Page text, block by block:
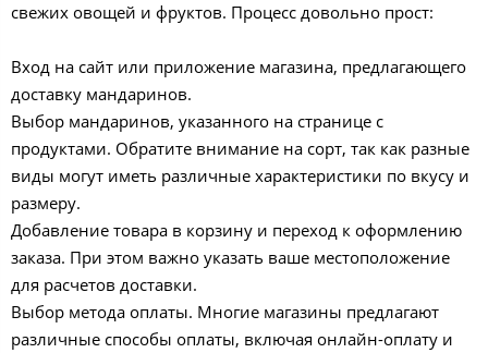
свежих овощей и фруктов. Процесс довольно прост:
Вход на сайт или приложение магазина, предлагающего
доставку мандаринов.
Выбор мандаринов, указанного на странице с
продуктами. Обратите внимание на сорт, так как разные
виды могут иметь различные характеристики по вкусу и
размеру.
Добавление товара в корзину и переход к оформлению
заказа. При этом важно указать ваше местоположение
для расчетов доставки.
Выбор метода оплаты. Многие магазины предлагают
различные способы оплаты, включая онлайн-оплату и